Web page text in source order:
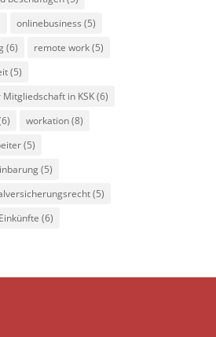
onlinebusiness (5)
(6) remote work(5)
(5)
in KSK(6)
workation(8)
(5)
(5)
(5)
(6)